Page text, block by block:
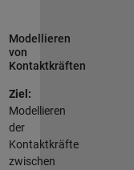
Modellieren
von
Kontaktkräften
Ziel:
Modellieren
der
Kontaktkräfte
zwischen